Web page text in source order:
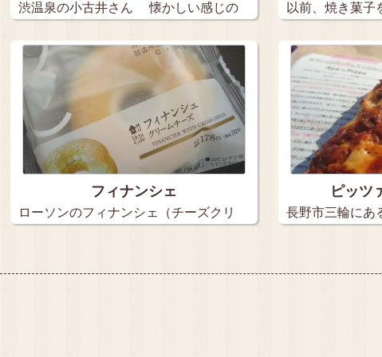
渋温泉の小古井さん 懐かしい感じの
以前、焼き菓子
フィナンシェ
ローソンのフィナンシェ（チーズクリ
ピッツ
長野市三輪にあ